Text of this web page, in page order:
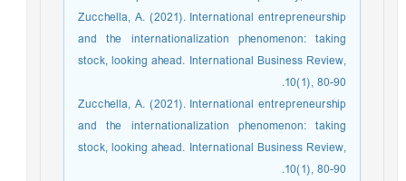
Zucchella, A. (2021). International entrepreneurship
and the internationalization phenomenon: taking
stock, looking ahead. International Business Review,
10(1), 80-90.
Zucchella, A. (2021). International entrepreneurship
and the internationalization phenomenon: taking
stock, looking ahead. International Business Review,
10(1), 80-90.